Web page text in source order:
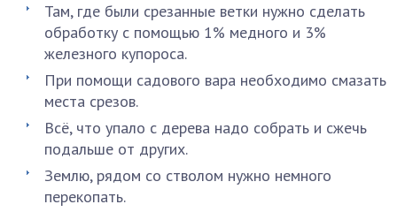
Там, где были срезанные ветки нужно сделать
обработку с помощью 1% медного и 3%
железного купороса.
При помощи садового вара необходимо смазать
места срезов.
Всё, что упало с дерева надо собрать и сжечь
подальше от других.
Землю, рядом со стволом нужно немного
перекопать.